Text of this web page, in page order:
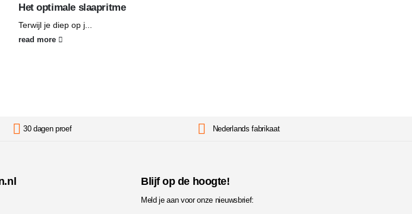
Het optimale slaapritme
Terwijl je diep op j...
read more
30 dagen proef Nederlands fabrikaat
Blijf op de hoogte!
Meld je aan voor onze nieuwsbrief: